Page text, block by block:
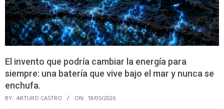
El invento que podría cambiar la energía para
siempre: una batería que vive bajo el mar y nunca se
enchufa.
BY: ARTURO CASTRO ON: 18/05/2026